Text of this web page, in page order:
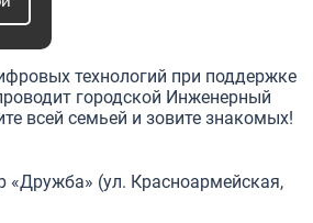
технологий при поддержке
городской Инженерный
всей семьей и зовите знакомых!
«Дружба» (ул. Красноармейская,